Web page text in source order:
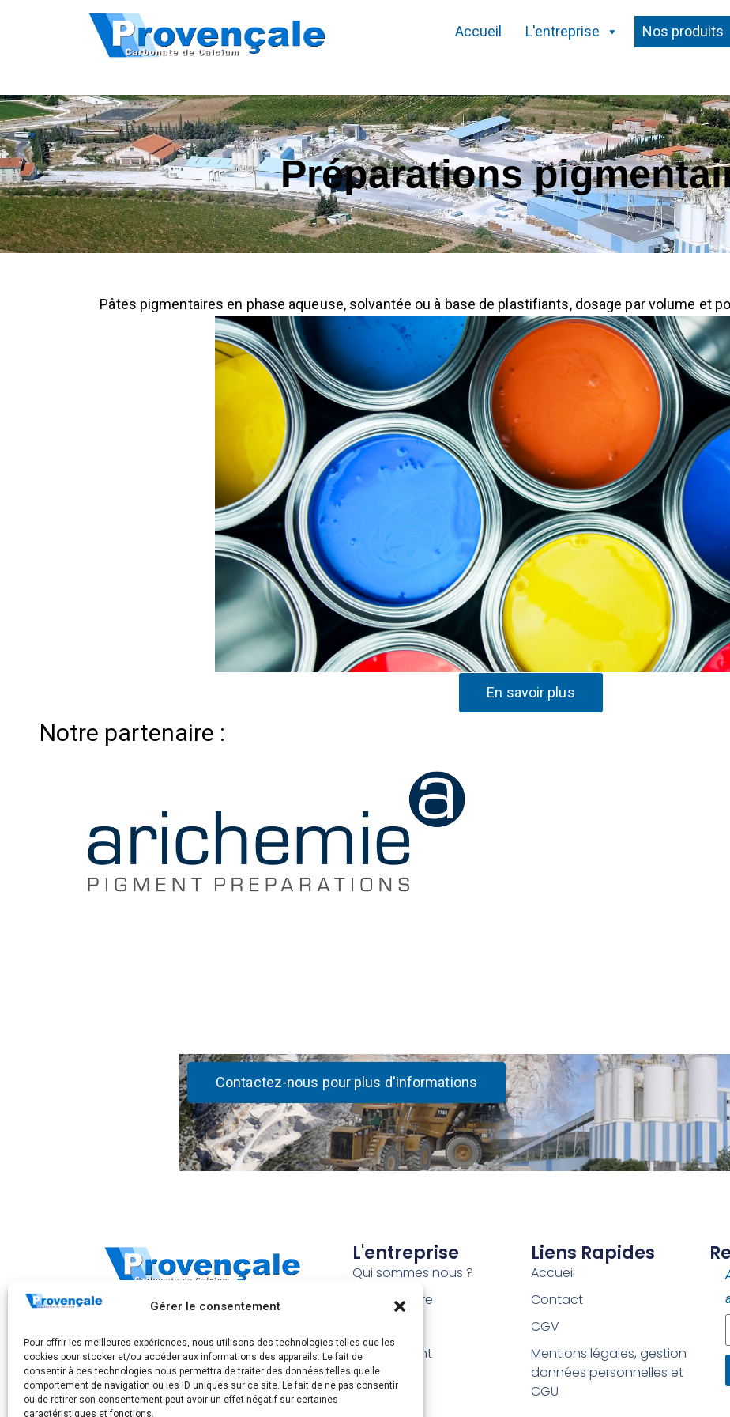
Gérer le consentement
Pour offrir les meilleures expériences, nous utilisons des technologies telles que les
cookies pour stocker et/ou accéder aux informations des appareils. Le fait de
consentir à ces technologies nous permettra de traiter des données telles que le
comportement de navigation ou les ID uniques sur ce site. Le fait de ne pas consentir
ou de retirer son consentement peut avoir un effet négatif sur certaines
caractéristiques et fonctions.
Accueil L'entreprise Nos produits
Préparations
Pâtes pigmentaires en phase aqueuse, solvantée ou à base de plastifiants, dosage par volume et
En savoir plus
Notre partenaire :
Contactez-nous pour plus d'informations
283, Avenue Frédéric Mistral
83175 Brignoles cedex
Tél. : +33 4 94 72 83 00
L'entreprise
Qui sommes nous ?
Notre histoire
Recrutement
Liens Rapides
Accueil
Contact
CGV
Mentions légales, gestion
données personnelles et
CGU